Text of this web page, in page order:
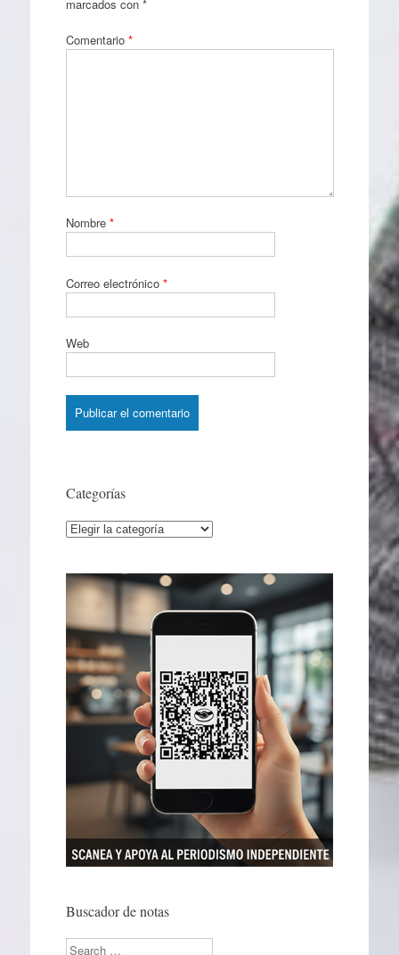
marcados con *
Comentario *
Nombre *
Correo electrónico *
Web
Categorías
Categorías
Buscador de notas
Search